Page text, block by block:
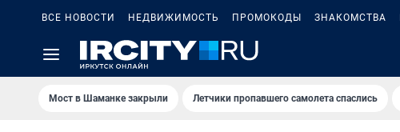
ВСЕ НОВОСТИ НЕДВИЖИМОСТЬ ПРОМОКОДЫ ЗНАКОМСТВА
Мост в Шаманке закрыли Летчики пропавшего самолета спаслись